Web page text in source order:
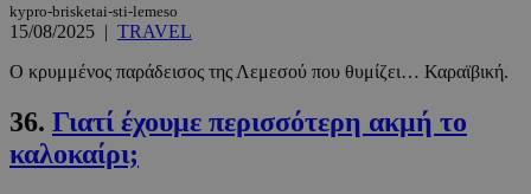
kypro-brisketai-sti-lemeso
15/08/2025 | TRAVEL
Ο κρυμμένος παράδεισος της Λεμεσού που θυμίζει… Καραϊβική.
36. Γιατί έχουμε περισσότερη ακμή το
καλοκαίρι;